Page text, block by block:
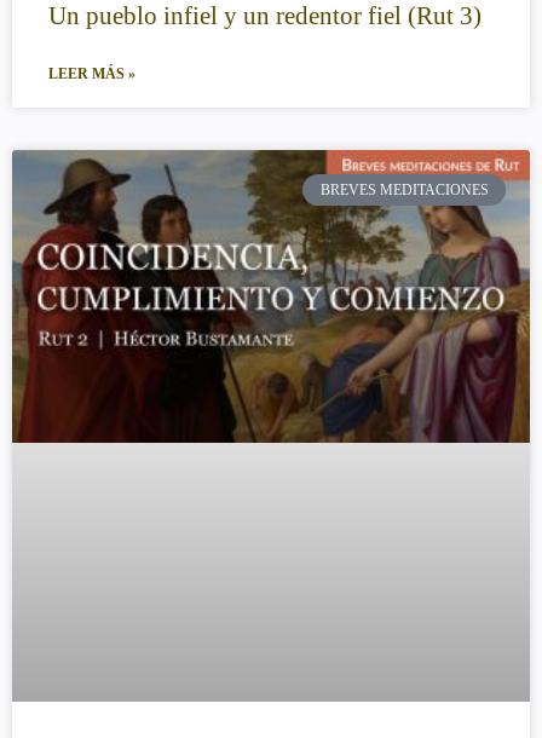
Un pueblo infiel y un redentor fiel (Rut 3)
LEER MÁS »
BREVES MEDITACIONES